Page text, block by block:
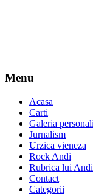
Menu
Acasa
Carti
Galeria
Jurnalism
Urzica vieneza
Rock Andi
Rubrica lui Andi
Contact
Categorii